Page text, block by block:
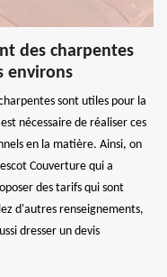
des charpentes
environs
sont utiles pour la
nécessaire de réaliser ces
en la matière. Ainsi, on
Couverture qui a
des tarifs qui sont
d'autres renseignements,
dresser un devis